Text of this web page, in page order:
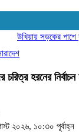
উখিয়ায় সড়কের পাশে
চরিত্র হরনের
২০২৬, ১০:৩০ পূর্বাহ্ন